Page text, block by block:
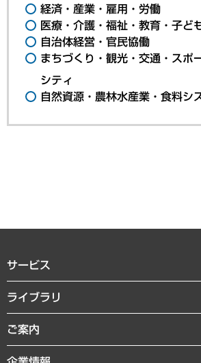
経済・産業・雇用・労働
医療・介護・福祉・教育・子ど
自治体経営・官民協働
まちづくり・観光・交通・スポ
シティ
自然資源・農林水産業・食料シ
サービス
経営戦略
組織・人事戦略
デジタルイノベーション
ライブラリ
経済調査
レポート
ご案内
セミナー・イベント情報